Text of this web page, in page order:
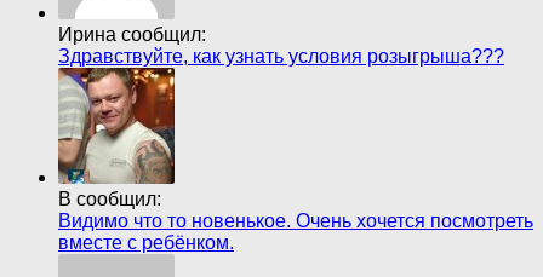
Ирина сообщил:
Здравствуйте, как узнать условия розыгрыша???
В сообщил:
Видимо что то новенькое. Очень хочется посмотреть
вместе с ребёнком.